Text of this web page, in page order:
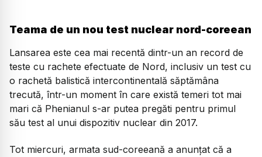
Teama de un nou test nuclear nord-coreean
Lansarea este cea mai recentă dintr-un an record de
teste cu rachete efectuate de Nord, inclusiv un test cu
o rachetă balistică intercontinentală săptămâna
trecută, într-un moment în care există temeri tot mai
mari că Phenianul s-ar putea pregăti pentru primul
său test al unui dispozitiv nuclear din 2017.
Tot miercuri, armata sud-coreeană a anunţat că a